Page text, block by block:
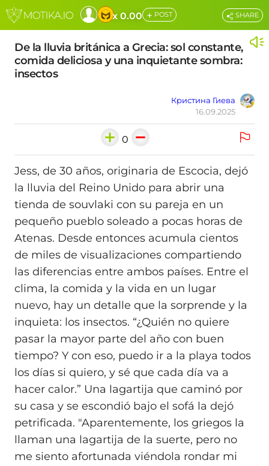
x 0.00 + POST
De la lluvia británica a Grecia: sol constante,
comida deliciosa y una inquietante sombra:
insectos
Кристина Гиева
16.09.2025
SHARE
0
Jess, de 30 años, originaria de Escocia, dejó
la lluvia del Reino Unido para abrir una
tienda de souvlaki con su pareja en un
pequeño pueblo soleado a pocas horas de
Atenas. Desde entonces acumula cientos
de miles de visualizaciones compartiendo
las diferencias entre ambos países. Entre el
clima, la comida y la vida en un lugar
nuevo, hay un detalle que la sorprende y la
inquieta: los insectos. “¿Quién no quiere
pasar la mayor parte del año con buen
tiempo? Y con eso, puedo ir a la playa todos
los días si quiero, y sé que cada día va a
hacer calor.” Una lagartija que caminó por
su casa y se escondió bajo el sofá la dejó
petrificada. "Aparentemente, los griegos la
llaman una lagartija de la suerte, pero no
me siento afortunada viéndola rondar mi